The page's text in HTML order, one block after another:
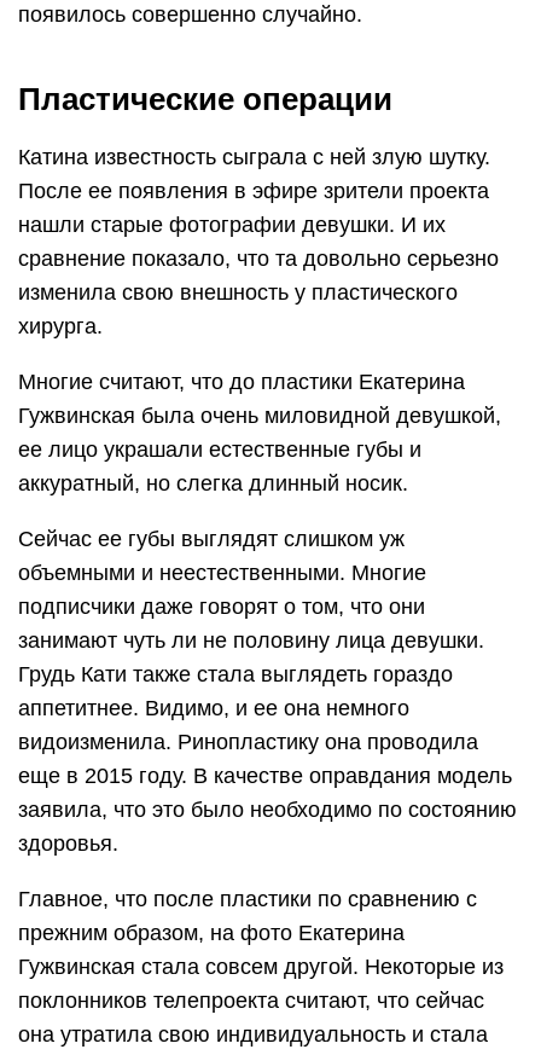
появилось совершенно случайно.
Пластические операции
Катина известность сыграла с ней злую шутку.
После ее появления в эфире зрители проекта
нашли старые фотографии девушки. И их
сравнение показало, что та довольно серьезно
изменила свою внешность у пластического
хирурга.
Многие считают, что до пластики Екатерина
Гужвинская была очень миловидной девушкой,
ее лицо украшали естественные губы и
аккуратный, но слегка длинный носик.
Сейчас ее губы выглядят слишком уж
объемными и неестественными. Многие
подписчики даже говорят о том, что они
занимают чуть ли не половину лица девушки.
Грудь Кати также стала выглядеть гораздо
аппетитнее. Видимо, и ее она немного
видоизменила. Ринопластику она проводила
еще в 2015 году. В качестве оправдания модель
заявила, что это было необходимо по состоянию
здоровья.
Главное, что после пластики по сравнению с
прежним образом, на фото Екатерина
Гужвинская стала совсем другой. Некоторые из
поклонников телепроекта считают, что сейчас
она утратила свою индивидуальность и стала